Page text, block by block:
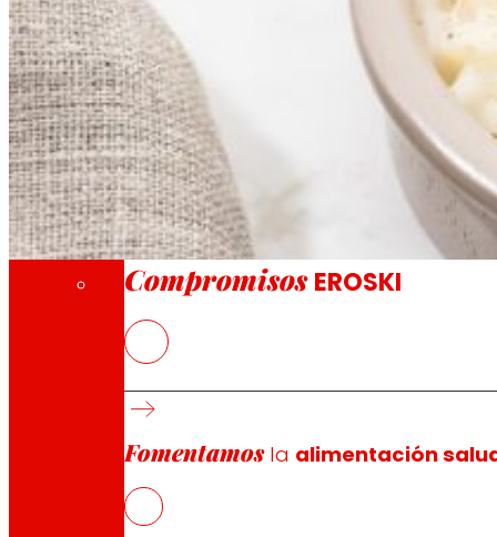
Fundación
A través de nuestra Fundación impulsamos
Compromisos
Compromisos EROSKI
Fomentamosla alimentación
El proyecto de postres veganos ricos en proteína
tendencias actuales de consumo.
Unimos fuerzas para innovar
, como distribuidor líder en alimentación,
los clientes en términos de sabor, calidad y